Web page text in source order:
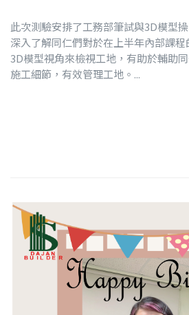
此次測驗安排了工務部筆試與3D模型
深入了解同仁們對於在上半年內部課
3D模型視角來檢視工地，有助於輔助
施工細節，有效管理工地。...